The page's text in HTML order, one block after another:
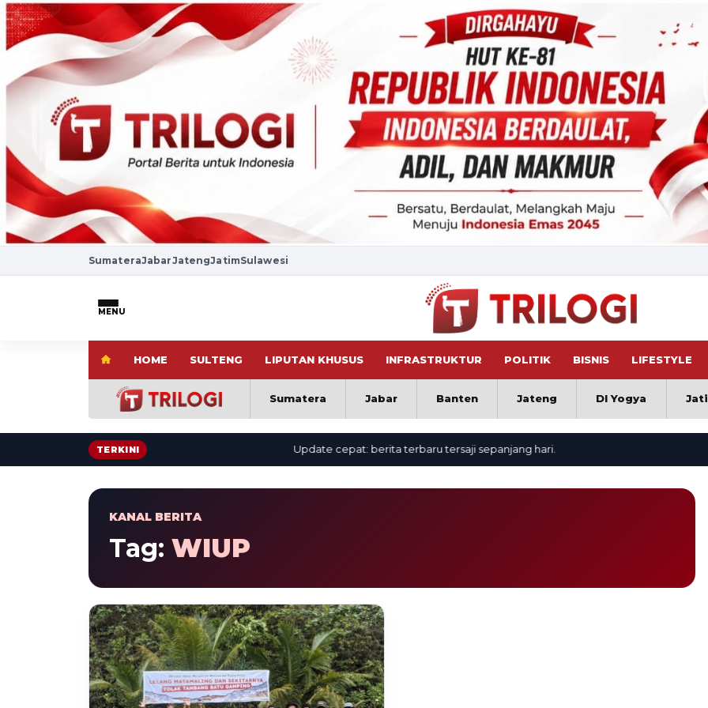
SumateraJabarJatengJatimSulawesi
MENU
HOME SULTENG LIPUTAN KHUSUS INFRASTRUKTUR POLITIK BISNIS LIFESTYLE
Sumatera Jabar Banten Jateng DI Yogya
TERKINI Update cepat: berita terbaru tersaji sepanjang hari.
KANAL BERITA
Tag: WIUP